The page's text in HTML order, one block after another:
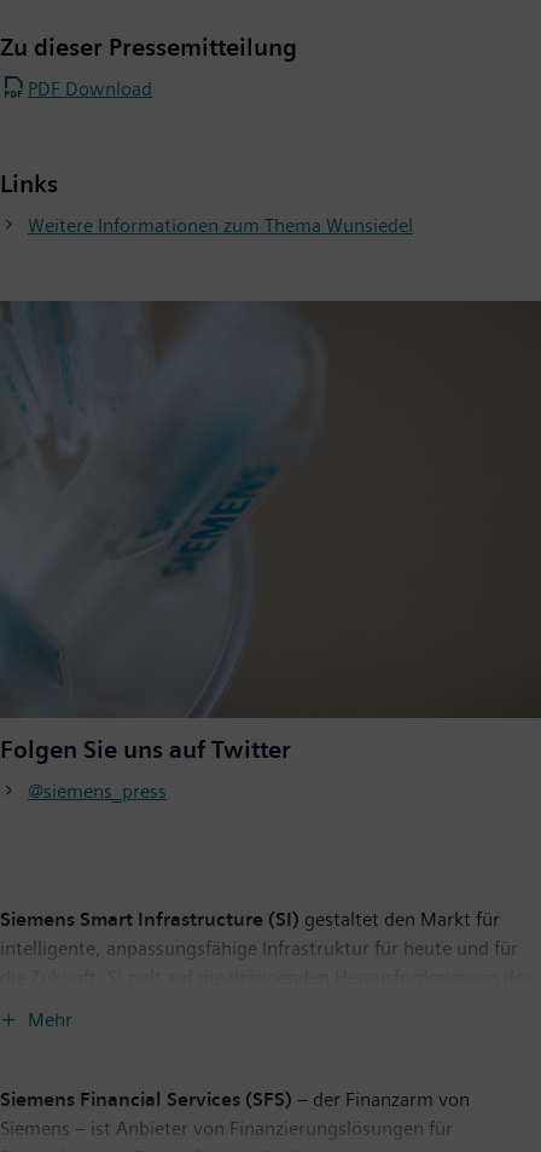
Zu dieser Pressemitteilung
PDF Download
Links
Weitere Informationen zum Thema Wunsiedel
Folgen Sie uns auf Twitter
@siemens_press
Siemens Smart Infrastructure (SI) gestaltet den Markt für
intelligente, anpassungsfähige Infrastruktur für heute und für
durchgängiges Portfolio aus einer Hand – mit Produkten,
Systemen, Lösungen und Services vom Punkt der Erzeugung bis
Mehr
Siemens Financial Services (SFS) – der Finanzarm von
Siemens – ist Anbieter von Finanzierungslösungen für